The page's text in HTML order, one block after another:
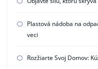
Plastová nádoba na
veci
Rozžiarte Svoj Domov: